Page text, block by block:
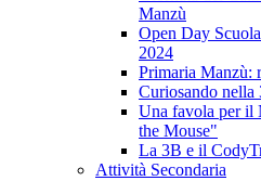
Manzù
Open Day
2024
Primaria Manzù:
Curiosando nella
Una favola per il
the Mouse"
La 3B e il
Attività Secondaria